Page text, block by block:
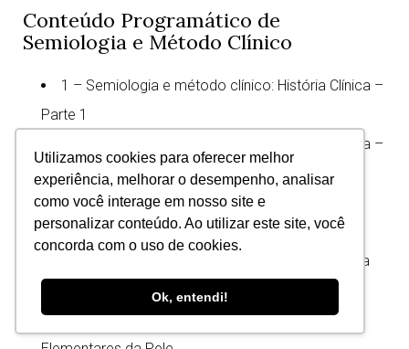
Utilizamos cookies para oferecer melhor
experiência, melhorar o desempenho, analisar
como você interage em nosso site e
personalizar conteúdo. Ao utilizar este site, você
concorda com o uso de cookies.
Ok, entendi!
Conteúdo Programático de
Semiologia e Método Clínico
1 – Semiologia e método clínico: História Clínica –
Parte 1
2 – Semiologia e método clínico: História Clínica –
Parte 2
3 – Semiologia e método clínico: Consulta em
diferentes cenários
4 – Relação médico-paciente e código de ética
do estudante de medicina
5 – Semiologia e método clínico: Lesões